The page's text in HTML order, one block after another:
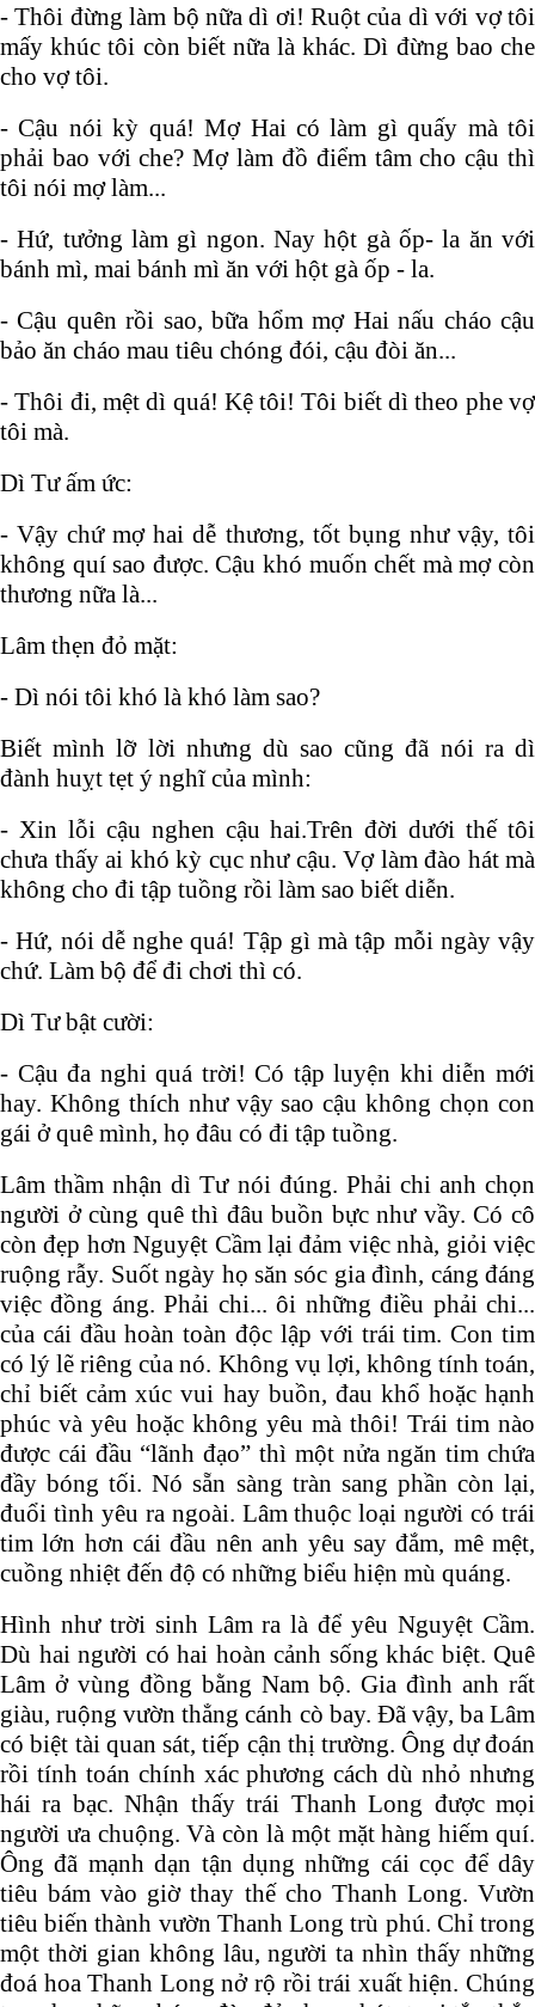
- Thôi đừng làm bộ nữa dì ơi! Ruột của dì với vợ tôi
mấy khúc tôi còn biết nữa là khác. Dì đừng bao che
cho vợ tôi.
- Cậu nói kỳ quá! Mợ Hai có làm gì quấy mà tôi
phải bao với che? Mợ làm đồ điểm tâm cho cậu thì
tôi nói mợ làm...
- Hứ, tưởng làm gì ngon. Nay hột gà ốp- la ăn với
bánh mì, mai bánh mì ăn với hột gà ốp - la.
- Cậu quên rồi sao, bữa hổm mợ Hai nấu cháo cậu
bảo ăn cháo mau tiêu chóng đói, cậu đòi ăn...
- Thôi đi, mệt dì quá! Kệ tôi! Tôi biết dì theo phe vợ
tôi mà.
Dì Tư ấm ức:
- Vậy chứ mợ hai dễ thương, tốt bụng như vậy, tôi
không quí sao được. Cậu khó muốn chết mà mợ còn
thương nữa là...
Lâm thẹn đỏ mặt:
- Dì nói tôi khó là khó làm sao?
Biết mình lỡ lời nhưng dù sao cũng đã nói ra dì
đành huỵt tẹt ý nghĩ của mình:
- Xin lỗi cậu nghen cậu hai.Trên đời dưới thế tôi
chưa thấy ai khó kỳ cục như cậu. Vợ làm đào hát mà
không cho đi tập tuồng rồi làm sao biết diễn.
- Hứ, nói dễ nghe quá! Tập gì mà tập mỗi ngày vậy
chứ. Làm bộ để đi chơi thì có.
Dì Tư bật cười:
- Cậu đa nghi quá trời! Có tập luyện khi diễn mới
hay. Không thích như vậy sao cậu không chọn con
gái ở quê mình, họ đâu có đi tập tuồng.
Lâm thầm nhận dì Tư nói đúng. Phải chi anh chọn
người ở cùng quê thì đâu buồn bực như vầy. Có cô
còn đẹp hơn Nguyệt Cầm lại đảm việc nhà, giỏi việc
ruộng rẫy. Suốt ngày họ săn sóc gia đình, cáng đáng
việc đồng áng. Phải chi... ôi những điều phải chi...
của cái đầu hoàn toàn độc lập với trái tim. Con tim
có lý lẽ riêng của nó. Không vụ lợi, không tính toán,
chỉ biết cảm xúc vui hay buồn, đau khổ hoặc hạnh
phúc và yêu hoặc không yêu mà thôi! Trái tim nào
được cái đầu “lãnh đạo” thì một nửa ngăn tim chứa
đầy bóng tối. Nó sẵn sàng tràn sang phần còn lại,
đuổi tình yêu ra ngoài. Lâm thuộc loại người có trái
tim lớn hơn cái đầu nên anh yêu say đắm, mê mệt,
cuồng nhiệt đến độ có những biểu hiện mù quáng.
Hình như trời sinh Lâm ra là để yêu Nguyệt Cầm.
Dù hai người có hai hoàn cảnh sống khác biệt. Quê
Lâm ở vùng đồng bằng Nam bộ. Gia đình anh rất
giàu, ruộng vườn thẳng cánh cò bay. Đã vậy, ba Lâm
có biệt tài quan sát, tiếp cận thị trường. Ông dự đoán
rồi tính toán chính xác phương cách dù nhỏ nhưng
hái ra bạc. Nhận thấy trái Thanh Long được mọi
người ưa chuộng. Và còn là một mặt hàng hiếm quí.
Ông đã mạnh dạn tận dụng những cái cọc để dây
tiêu bám vào giờ thay thế cho Thanh Long. Vườn
tiêu biến thành vườn Thanh Long trù phú. Chỉ trong
một thời gian không lâu, người ta nhìn thấy những
đoá hoa Thanh Long nở rộ rồi trái xuất hiện. Chúng